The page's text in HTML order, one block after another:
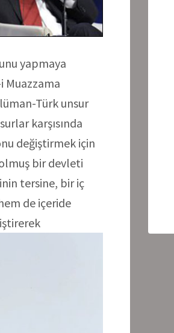
yapmaya
Muazzama
Türk unsur
karşısında
değiştirmek için
olmuş bir devleti
tersine, bir iç
de içeride